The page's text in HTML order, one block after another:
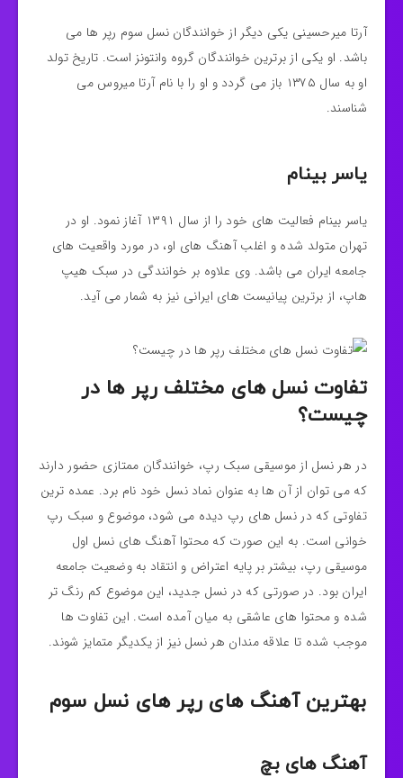
آرتا میرحسینی یکی دیگر از خوانندگان نسل سوم رپر ها می
باشد. او یکی از برترین خوانندگان گروه وانتونز است. تاریخ تولد
او به سال ۱۳۷۵ باز می گردد و او را با نام آرتا میروس می
شناسند.
یاسر بینام
یاسر بینام فعالیت های خود را از سال ۱۳۹۱ آغاز نمود. او در
تهران متولد شده و اغلب آهنگ های او، در مورد واقعیت های
جامعه ایران می باشد. وی علاوه بر خوانندگی در سبک هیپ
هاپ، از برترین پیانیست های ایرانی نیز به شمار می آید.
تفاوت نسل های مختلف رپر ها در
چیست؟
در هر نسل از موسیقی سبک رپ، خوانندگان ممتازی حضور دارند
که می توان از آن ها به عنوان نماد نسل خود نام برد. عمده ترین
تفاوتی که در نسل های رپ دیده می شود، موضوع و سبک رپ
خوانی است. به این صورت که محتوا آهنگ های نسل اول
موسیقی رپ، بیشتر بر پایه اعتراض و انتقاد به وضعیت جامعه
ایران بود. در صورتی که در نسل جدید، این موضوع کم رنگ تر
شده و محتوا های عاشقی به میان آمده است. این تفاوت ها
موجب شده تا علاقه مندان هر نسل نیز از یکدیگر متمایز شوند.
بهترین آهنگ های رپر های نسل سوم
آهنگ های بچ